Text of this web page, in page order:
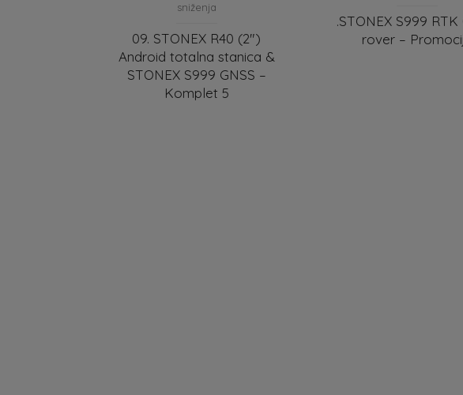
sniženja
09. STONEX R40 (2″)
Android totalna stanica &
STONEX S999 GNSS –
Komplet 5
.STONEX S999 RTK
rover –